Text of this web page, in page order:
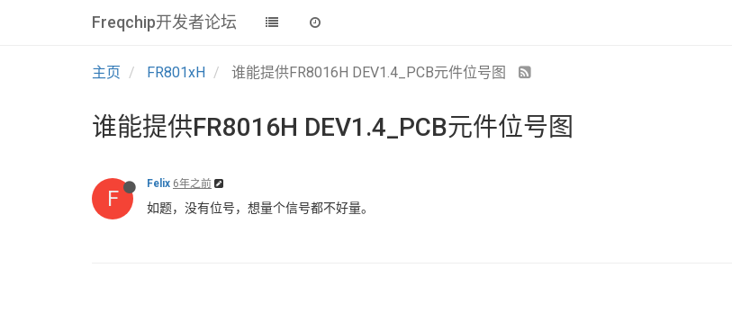
Freqchip开发者论坛
主页 FR801xH 谁能提供FR8016H DEV1.4_PCB元件位号图
谁能提供FR8016H DEV1.4_PCB元件位号图
F
Felix 6年之前
如题，没有位号，想量个信号都不好量。